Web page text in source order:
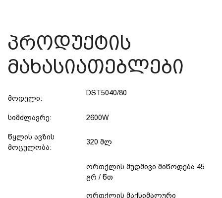
პროდუქტის
მახასიათებლები
მოდელი:
DST5040/80
სიმძლავრე: 2600W
წყლის ავზის
მოცულობა:
320 მლ
ორთქლის მუდმივი მიწოდება 45
გრ / წთ
ორთქლის მაქსიმალური